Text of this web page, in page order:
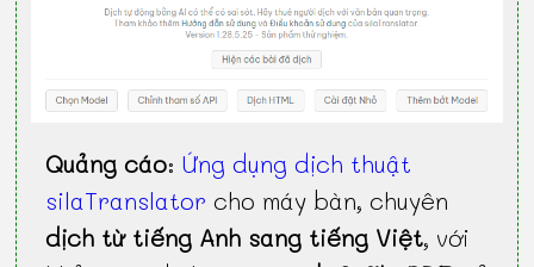
Quảng cáo:Ứng dụng dịch thuật
silaTranslator cho máy bàn, chuyên
dịch từ tiếng Anh sang tiếng Việt, với